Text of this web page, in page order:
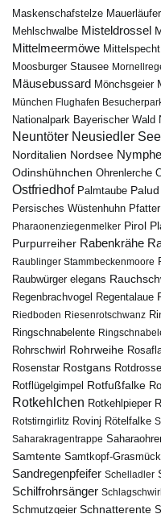
Maskenschafstelze Mauerläufer
Mehlschwalbe Misteldrossel
Mittelmeermöwe Mittelspecht
Moosburger Stausee
Mäusebussard Mönchsgeier
München Flughafen
Nationalpark Bayerischer Wald
Neuntöter Neusiedler See
Norditalien Nordsee
Odinshühnchen Ohrenlerche
Ostfriedhof Palmtaube Palud
Persisches Wüstenhuhn Pfatter
Pharaonenziegenmelker Pirol
Purpurreiher Rabenkrähe
Raublinger Stammbeckenmoore
Raubwürger elegans
Regenbrachvogel Regentalaue
Riedboden Riesenrotschwanz
Ringschnabelente
Rohrschwirl Rohrweihe
Rosenstar Rostgans Rotdrossel
Rotflügelgimpel Rotfußfalke
Rotkehlchen Rotkehlpieper
Rotstirngirlitz Rovinj Rötelfalke
Saharakragentrappe
Samtente Samtkopf-
Sandregenpfeifer Schelladler
Schilfrohrsänger Schlagschwirl
Schmutzgeier Schnatterente